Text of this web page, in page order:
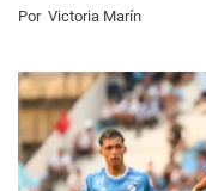
Por Victoria Marín